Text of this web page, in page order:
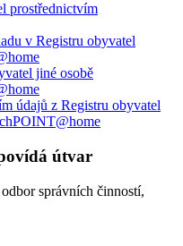
prostřednictvím
v Registru obyvatel
jiné osobě
údajů z Registru obyvatel
útvar
správních činností,